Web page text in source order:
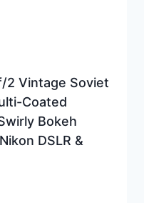
2 Vintage Soviet
Coated
Bokeh
DSLR &